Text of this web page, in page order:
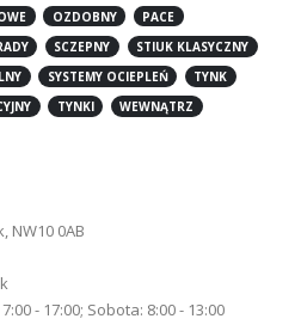
OZDOBNY
PACE
SCZEPNY
STIUK KLASYCZNY
SYSTEMY OCIEPLEŃ
TYNK
TYNKI
WEWNĄTRZ
NW10 0AB
- 17:00; Sobota: 8:00 - 13:00